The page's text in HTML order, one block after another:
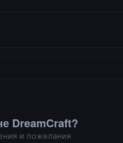
DreamCraft?
и пожелания